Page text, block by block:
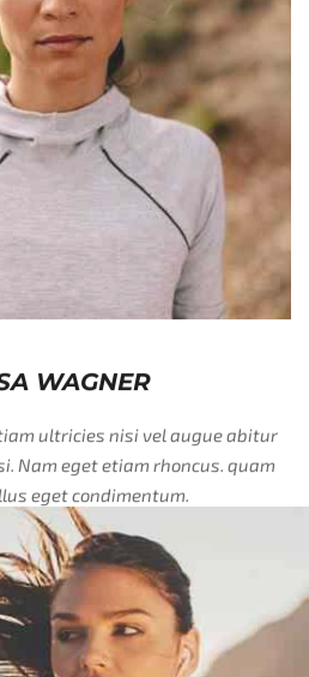
ultricies nisi vel augue abitur
eget condimentum.